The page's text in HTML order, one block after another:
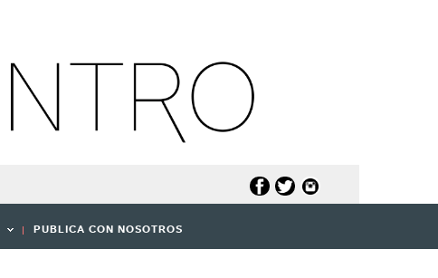
PUBLICA CON NOSOTROS